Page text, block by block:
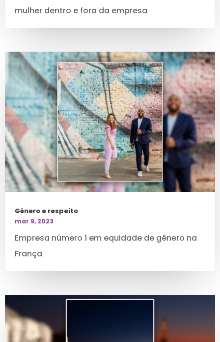
mulher dentro e fora da empresa
Gênero e respeito
mar 9, 2023
Empresa número 1 em equidade de gênero na
França